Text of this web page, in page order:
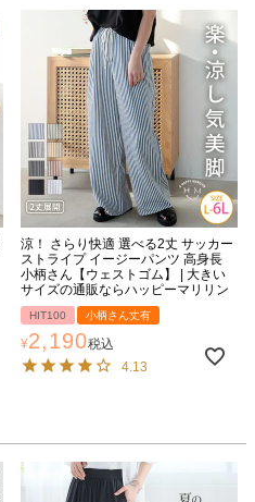
涼！ さらり快適 選べる2丈 サッカー
ストライプ イージーパンツ 高身長
小柄さん【ウェストゴム】 | 大きい
サイズの通販ならハッピーマリリン
HIT100 小柄さん丈有
¥2,190税込
4.13